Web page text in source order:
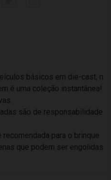
básicos em die-cast, n
é uma coleção instantânea!
são de responsabilidade
para o brinque
que podem ser engolidas